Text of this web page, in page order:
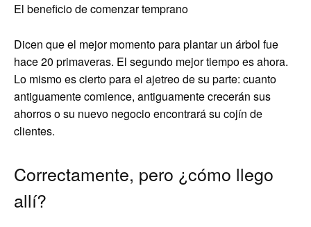
El beneficio de comenzar temprano
Dicen que el mejor momento para plantar un árbol fue
hace 20 primaveras. El segundo mejor tiempo es ahora.
Lo mismo es cierto para el ajetreo de su parte: cuanto
antiguamente comience, antiguamente crecerán sus
ahorros o su nuevo negocio encontrará su cojín de
clientes.
Correctamente, pero ¿cómo llego
allí?